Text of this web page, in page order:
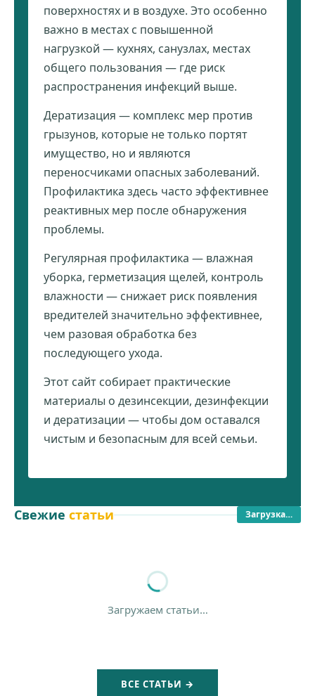
поверхностях и в воздухе. Это особенно
важно в местах с повышенной
нагрузкой — кухнях, санузлах, местах
общего пользования — где риск
распространения инфекций выше.
Дератизация — комплекс мер против
грызунов, которые не только портят
имущество, но и являются
переносчиками опасных заболеваний.
Профилактика здесь часто эффективнее
реактивных мер после обнаружения
проблемы.
Регулярная профилактика — влажная
уборка, герметизация щелей, контроль
влажности — снижает риск появления
вредителей значительно эффективнее,
чем разовая обработка без
последующего ухода.
Этот сайт собирает практические
материалы о дезинсекции, дезинфекции
и дератизации — чтобы дом оставался
чистым и безопасным для всей семьи.
Свежие статьи Загрузка…
Загружаем статьи…
ВСЕ СТАТЬИ →